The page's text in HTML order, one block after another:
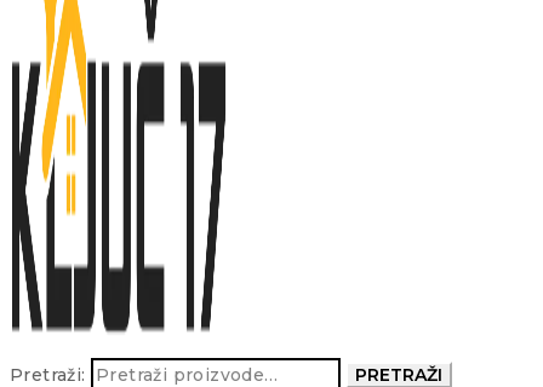
Pretraži: PRETRAŽI